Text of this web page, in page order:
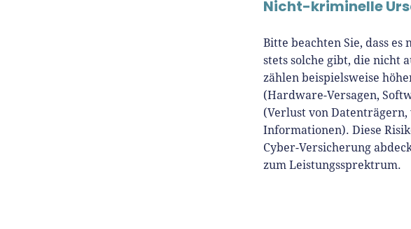
Nicht-kriminelle
Bitte beachten Sie, dass
stets solche gibt, die nicht
zählen beispielsweise
(Hardware-Versagen,
(Verlust von
Informationen). Diese
Cyber-Versicherung
zum Leistungssprektrum.